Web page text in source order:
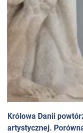
Królowa Danii
artystycznej.